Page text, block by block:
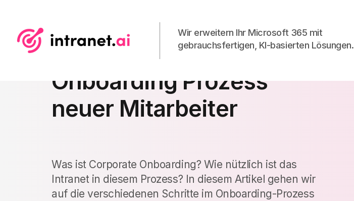
Wir erweitern Ihr Microsoft 365 mit
gebrauchsfertigen, KI-basierten Lösungen.
Checkliste für den Digital
Onboarding Prozess
neuer Mitarbeiter
Was ist Corporate Onboarding? Wie nützlich ist das
Intranet in diesem Prozess? In diesem Artikel gehen wir
auf die verschiedenen Schritte im Onboarding-Prozess